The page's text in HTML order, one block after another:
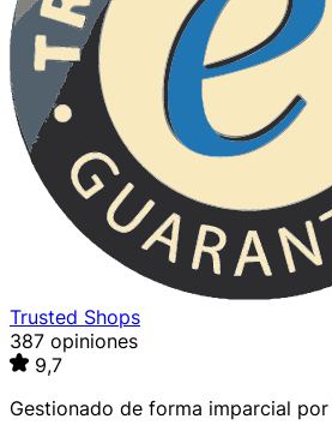
Trusted Shops
387 opiniones
9,7
Gestionado de forma imparcial por